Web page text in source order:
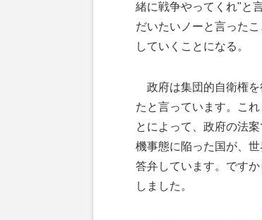
緒に戦争やってくれ"と
だいたいノーと言った
していくことになる。
政府は集団的自衛権を
たと言っています。こ
とによって、政府の法
機事態に陥った国が、
答弁しています。です
しました。